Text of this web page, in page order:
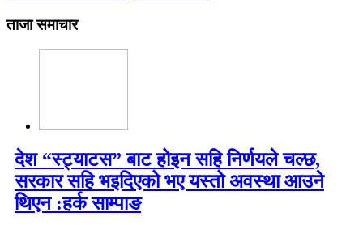
ताजा समाचार
देश “स्ट्याटस” बाट होइन सहि निर्णयले चल्छ,
सरकार सहि भइदिएको भए यस्तो अवस्था आउने
थिएन :हर्क साम्पाङ